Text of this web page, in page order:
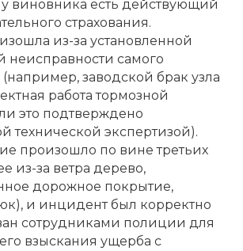
виновника есть действующий
страхования.
из-за установленной
неисправности самого
заводской брак узла
работа тормозной
это подтверждено
технической экспертизой).
произошло по вине третьих
из-за ветра дерево,
дорожное покрытие,
и инцидент был корректно
сотрудниками полиции для
взыскания ущерба с